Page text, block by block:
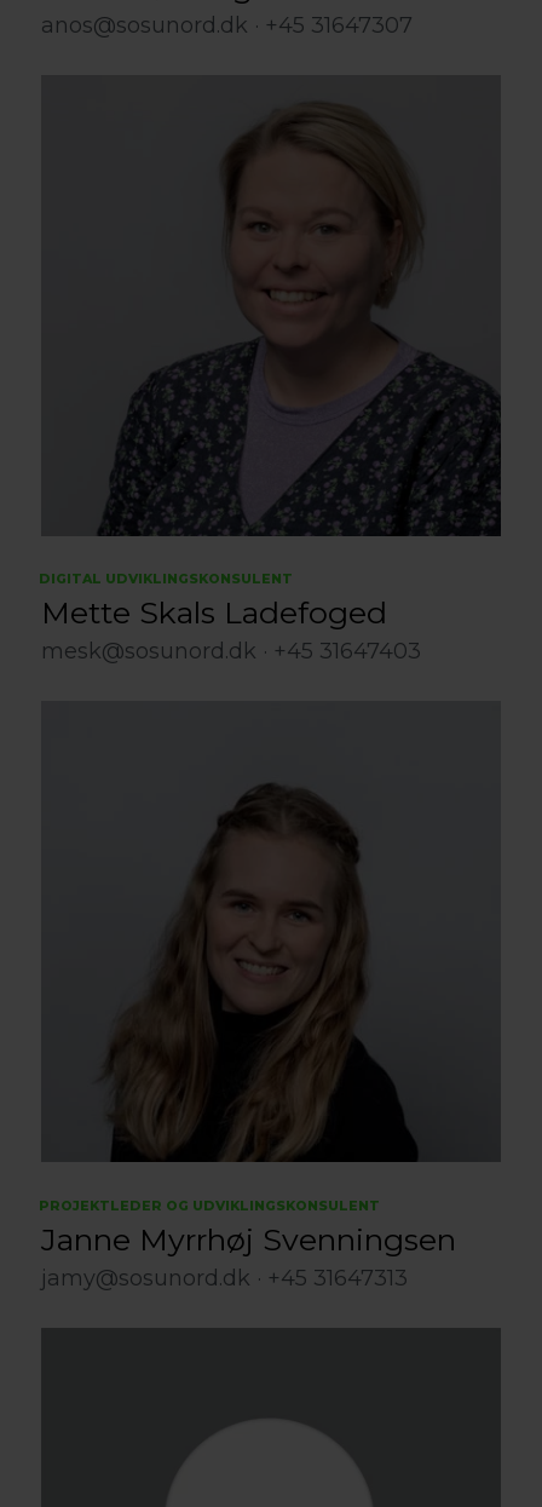
anos@sosunord.dk +45 31647307
DIGITAL UDVIKLINGSKONSULENT
Mette Skals Ladefoged
mesk@sosunord.dk +45 31647403
PROJEKTLEDER OG UDVIKLINGSKONSULENT
Janne Myrrhøj Svenningsen
jamy@sosunord.dk +45 31647313